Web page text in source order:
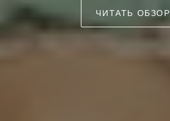
ЧИТАТЬ ОБЗОР